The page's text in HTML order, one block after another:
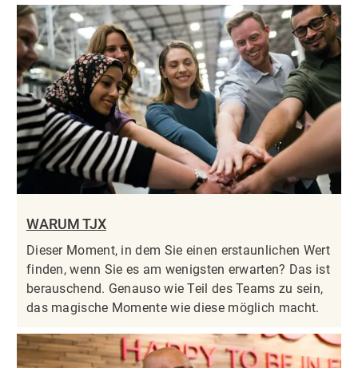
WARUM TJX
Dieser Moment, in dem Sie einen erstaunlichen Wert
finden, wenn Sie es am wenigsten erwarten? Das ist
berauschend. Genauso wie Teil des Teams zu sein,
das magische Momente wie diese möglich macht.